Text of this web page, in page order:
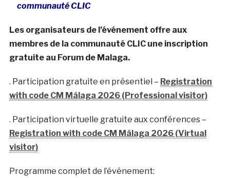
communauté CLIC
Les organisateurs de l’événement offre aux
membres de la communauté CLIC une inscription
gratuite au Forum de Malaga.
. Participation gratuite en présentiel – Registration
with code CM Málaga 2026 (Professional visitor)
. Participation virtuelle gratuite aux conférences –
Registration with code CM Málaga 2026 (Virtual
visitor)
Programme complet de l’événement: